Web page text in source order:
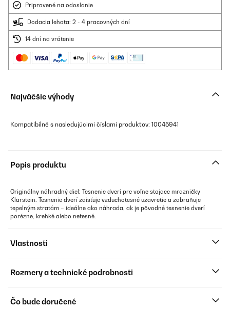
Pripravené na odoslanie
Dodacia lehota: 2 - 4 pracovných dní
14 dní na vrátenie
Najväčšie výhody
Kompatibilné s nasledujúcimi číslami produktov: 10045941
Popis produktu
Originálny náhradný diel: Tesnenie dverí pre voľne stojace mrazničky
Klarstein. Tesnenie dverí zaisťuje vzduchotesné uzavretie a zabraňuje
tepelným stratám – ideálne ako náhrada, ak je pôvodné tesnenie dverí
porézne, krehké alebo netesné.
Vlastnosti
Rozmery a technické podrobnosti
Čo bude doručené